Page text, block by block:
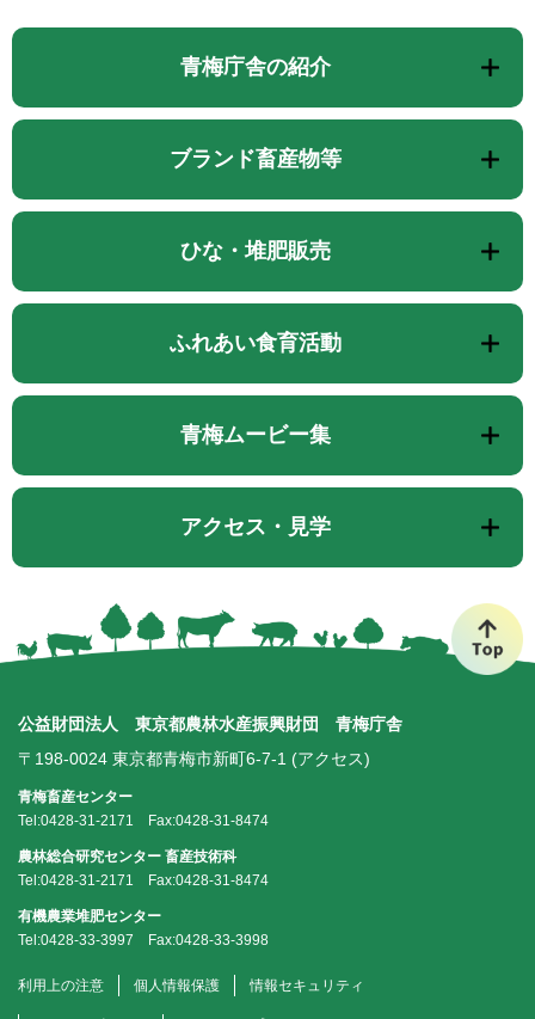
青梅庁舎の紹介
ブランド畜産物等
ひな・堆肥販売
ふれあい食育活動
青梅ムービー集
アクセス・見学
こ
ペ
公益財団法人 東京都農林水産振興財団
青梅庁舎
〒198-0024 東京都青梅市新町6-7-1 (アクセス)
青梅畜産センター
Tel:0428-31-2171
Fax:0428-31-8474
農林総合研究センター 畜産技術科
Tel:0428-31-2171
Fax:0428-31-8474
有機農業堆肥センター
Tel:0428-33-3997
Fax:0428-33-3998
利用上の注意 個人情報保護 情報セキュリティ